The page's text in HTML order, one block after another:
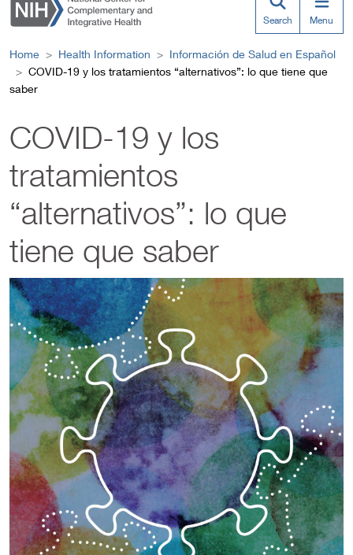
Search Menu
Home Health Information
Información de Salud en Español
COVID-19 y los tratamientos “alternativos”: lo que tiene que
saber
COVID-19 y los
tratamientos
“alternativos”: lo que
tiene que saber